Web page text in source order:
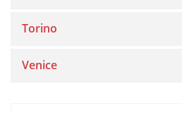
Torino
Venice